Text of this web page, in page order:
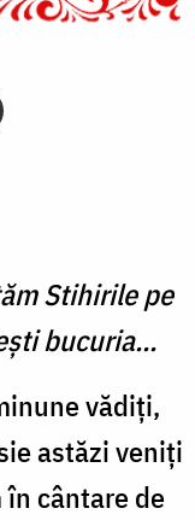
Stihirile pe
bucuria...
vădiți,
astăzi veniți
cântare de